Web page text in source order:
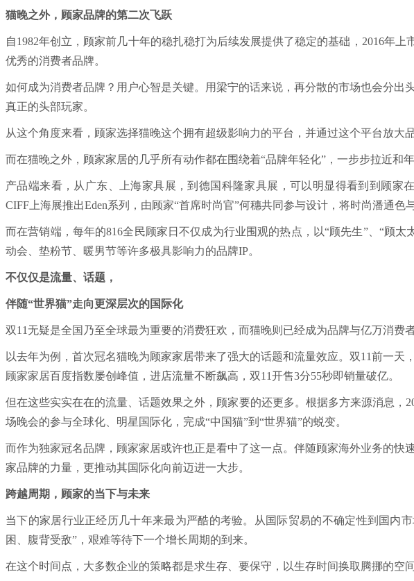
猫晚之外，顾家品牌的第二次飞跃
自1982年创立，顾家前几十年的稳扎稳打为后续发展提供了稳定的基础，2016
优秀的消费者品牌。
如何成为消费者品牌？用户心智是关键。用梁宁的话来说，再分散的市场也会分
真正的头部玩家。
从这个角度来看，顾家选择猫晚这个拥有超级影响力的平台，并通过这个平台放大
而在猫晚之外，顾家家居的几乎所有动作都在围绕着“品牌年轻化”，一步步拉近和
产品端来看，从广东、上海家具展，到德国科隆家具展，可以明显得看到到顾
CIFF上海展推出Eden系列，由顾家“首席时尚官”何穗共同参与设计，将时尚潘通色
而在营销端，每年的816全民顾家日不仅成为行业围观的热点，以“顾先生”、“顾
动会、垫粉节、暖男节等许多极具影响力的品牌IP。
不仅仅是流量、话题，
伴随“世界猫”走向更深层次的国际化
双11无疑是全国乃至全球最为重要的消费狂欢，而猫晚则已经成为品牌与亿万消费
以去年为例，首次冠名猫晚为顾家家居带来了强大的话题和流量效应。双11前一
顾家家居百度指数屡创峰值，进店流量不断飙高，双11开售3分55秒即销量破亿。
但在这些实实在在的流量、话题效果之外，顾家要的还更多。根据多方来源消息
场晚会的参与全球化、明星国际化，完成“中国猫”到“世界猫”的蜕变。
而作为独家冠名品牌，顾家家居或许也正是看中了这一点。伴随顾家海外业务的
家品牌的力量，更推动其国际化向前迈进一大步。
跨越周期，顾家的当下与未来
当下的家居行业正经历几十年来最为严酷的考验。从国际贸易的不确定性到国内
困、腹背受敌”，艰难等待下一个增长周期的到来。
在这个时间点，大多数企业的策略都是求生存、要保守，以生存时间换取腾挪的空